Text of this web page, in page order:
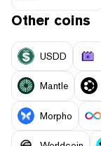
Other coins
USDD
Mantle
Morpho